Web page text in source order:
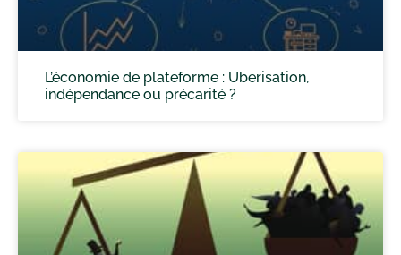
L’économie de plateforme : Uberisation,
indépendance ou précarité ?